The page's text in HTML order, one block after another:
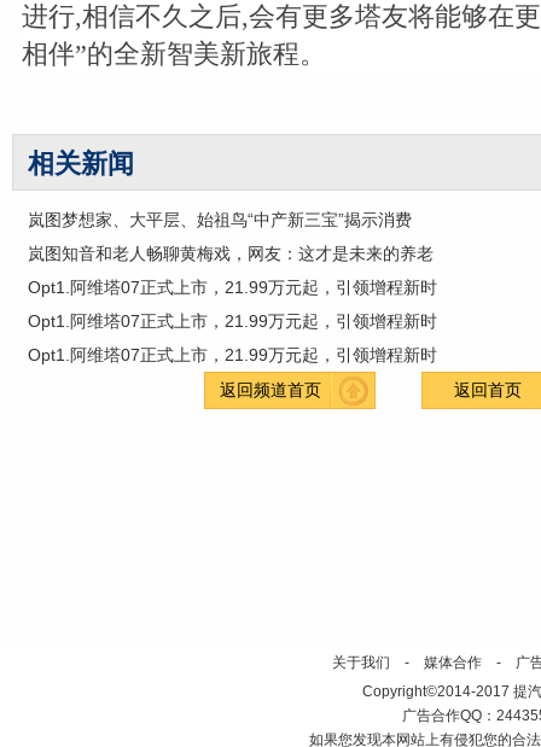
进行,相信不久之后,会有更多塔友将能够在
相伴”的全新智美新旅程。
相关新闻
岚图梦想家、大平层、始祖鸟“中产新三宝”揭示消费
岚图知音和老人畅聊黄梅戏，网友：这才是未来的养老
Opt1.阿维塔07正式上市，21.99万元起，引领增程新时
Opt1.阿维塔07正式上市，21.99万元起，引领增程新时
Opt1.阿维塔07正式上市，21.99万元起，引领增程新时
返回频道首页
返回首页
关于我们 - 媒体合作 - 广
Copyright©2014-2017 提
广告合作QQ：
如果您发现本网站上有侵犯您的合